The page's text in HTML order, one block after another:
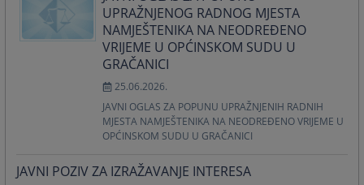
UPRAŽNJENOG RADNOG MJESTA
NAMJEŠTENIKA NA NEODREĐENO
VRIJEME U OPĆINSKOM SUDU U
GRAČANICI
25.06.2026.
JAVNI OGLAS ZA POPUNU UPRAŽNJENIH RADNIH
MJESTA NAMJEŠTENIKA NA NEODREĐENO VRIJEME U
OPĆINSKOM SUDU U GRAČANICI
JAVNI POZIV ZA IZRAŽAVANJE INTERESA